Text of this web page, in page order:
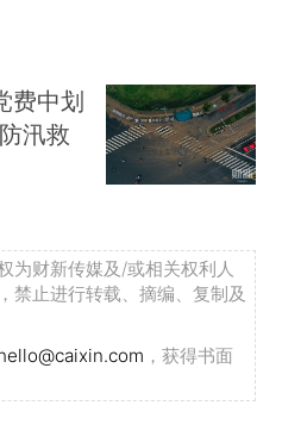
费中划
汛救
为财新传媒及/或相关权利人
禁止进行转载、摘编、复制及
，获得书面